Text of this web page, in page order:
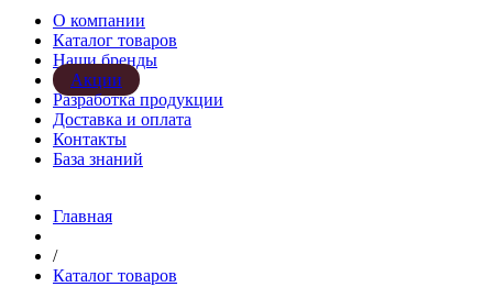
О компании
Каталог товаров
Наши бренды
Акции
Разработка продукции
Доставка и оплата
Контакты
База знаний
Главная
/
Каталог товаров